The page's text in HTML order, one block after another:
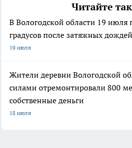
Читайте
В Вологодской области 19 июля
градусов после затяжных дождей
19 июля
Жители деревни Вологодской
силами отремонтировали 800
собственные деньги
18 июля